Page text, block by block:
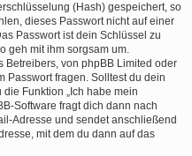
(Hash) gespeichert, so
dieses Passwort nicht auf einer
Passwort ist dein Schlüssel zu
geh mit ihm sorgsam um.
Betreibers, von phpBB Limited oder
Passwort fragen. Solltest du dein
Funktion „Ich habe mein
Software fragt dich dann nach
Adresse und sendet anschließend
mit dem du dann auf das